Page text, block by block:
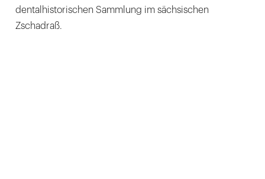
dentalhistorischen Sammlung im sächsischen
Zschadraß.